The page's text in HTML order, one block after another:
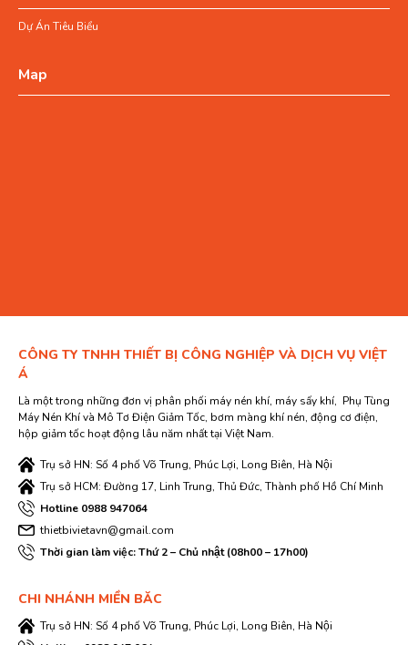
Dự Án Tiêu Biểu
Map
CÔNG TY TNHH THIẾT BỊ CÔNG NGHIỆP VÀ DỊCH VỤ VIỆT
Á
Là một trong những đơn vị phân phối máy nén khí, máy sấy khí, Phụ Tùng
Máy Nén Khí và Mô Tơ Điện Giảm Tốc, bơm màng khí nén, động cơ điện,
hộp giảm tốc hoạt động lâu năm nhất tại Việt Nam.
Trụ sở HN: Số 4 phố Võ Trung, Phúc Lợi, Long Biên, Hà Nội
Trụ sở HCM: Đường 17, Linh Trung, Thủ Đức, Thành phố Hồ Chí Minh
Hotline 0988 947064
thietbivietavn@gmail.com
Thời gian làm việc: Thứ 2 – Chủ nhật (08h00 – 17h00)
CHI NHÁNH MIỀN BĂC
Trụ sở HN: Số 4 phố Võ Trung, Phúc Lợi, Long Biên, Hà Nội